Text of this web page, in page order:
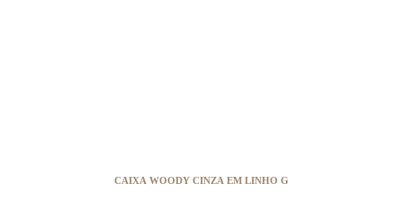
CAIXA WOODY CINZA EM LINHO G